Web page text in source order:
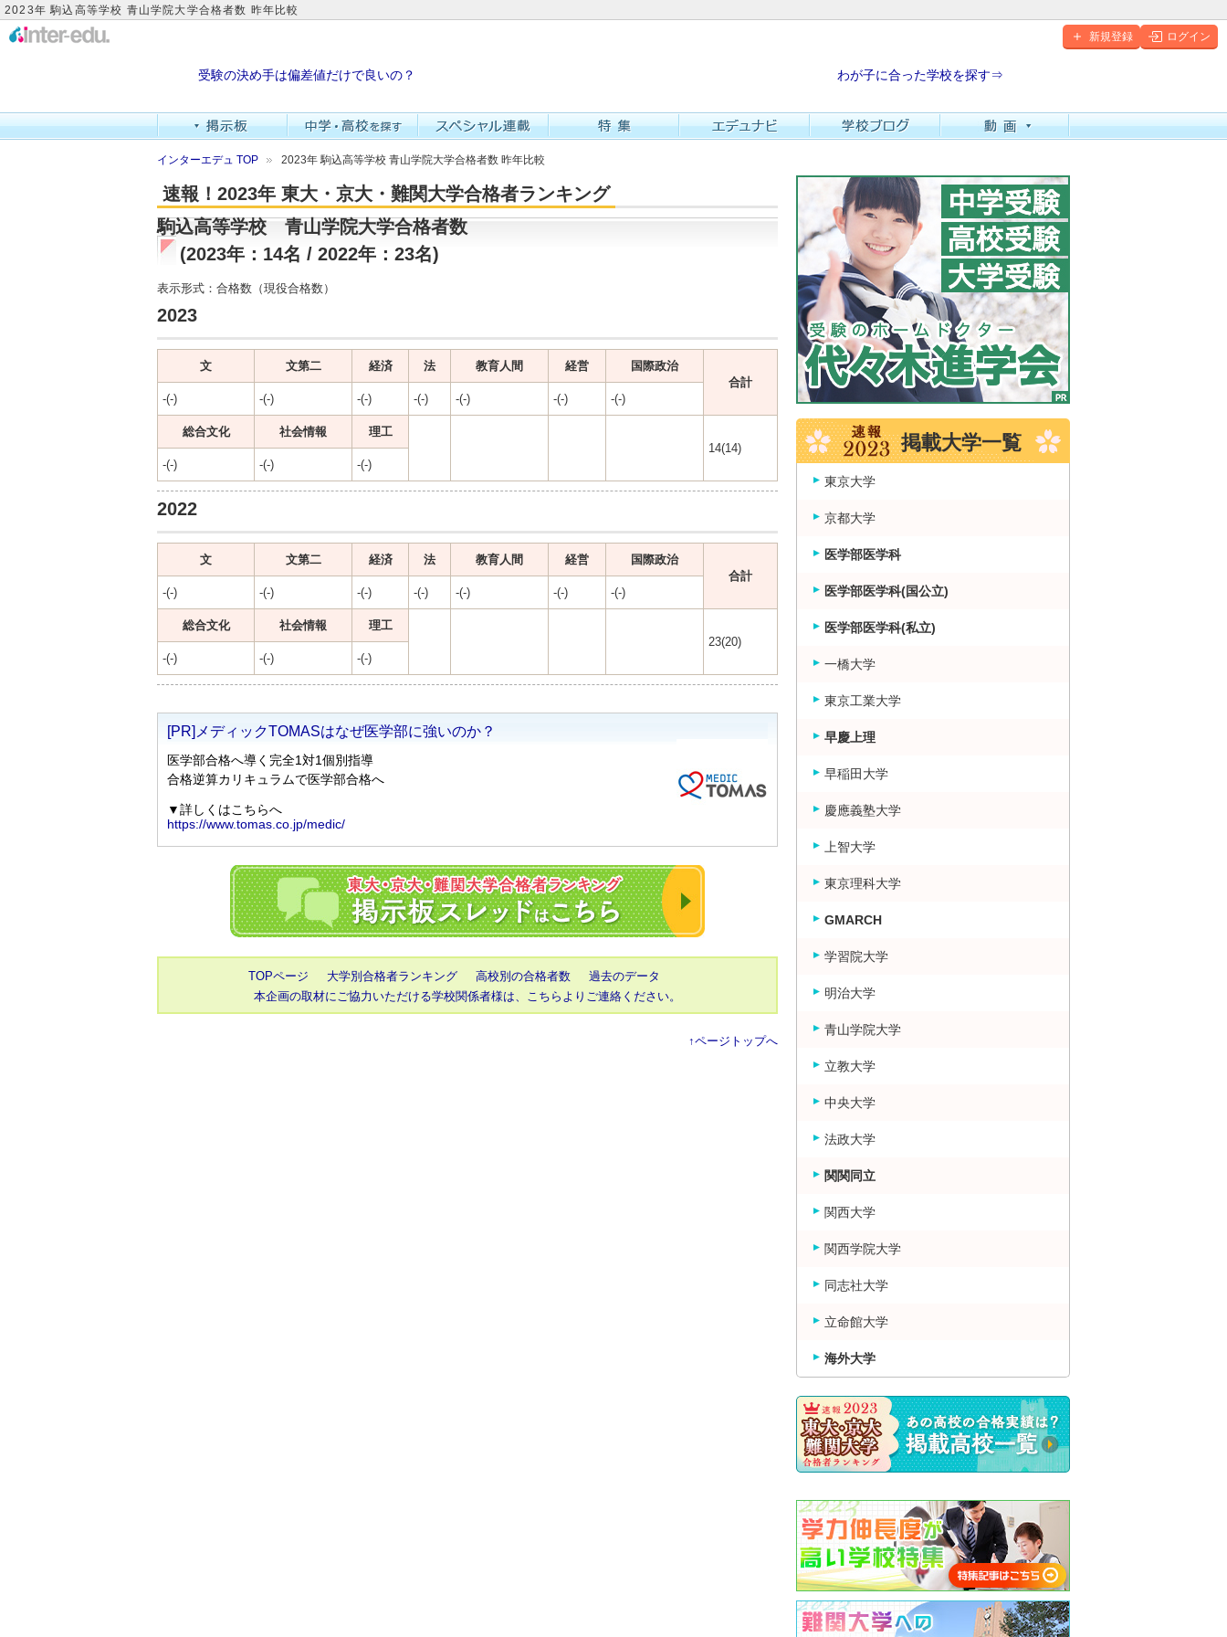
2023年 駒込高等学校 青山学院大学合格者数 昨年比較
新規登録 ログイン
受験の決め手は偏差値だけで良いの？ わが子に合った学校を探す⇒
インターエデュ TOP 2023年 駒込高等学校 青山学院大学合格者数 昨年比較
速報！2023年 東大・京大・難関大学合格者ランキング
駒込高等学校 青山学院大学合格者数
(2023年：14名 / 2022年：23名)
表示形式：合格数（現役合格数）
2023
文 文第二 経済 法 教育人間 経営
国際政治
合計
-(-)
-(-) -(-) -(-) -(-) -(-) -(-)
総合文化 社会情報
理工
14(14)
-(-)
-(-) -(-)
2022
文 文第二 経済 法 教育人間 経営
国際政治
合計
-(-)
-(-) -(-) -(-) -(-) -(-) -(-)
総合文化 社会情報
理工
23(20)
-(-)
-(-) -(-)
TOPページ 大学別合格者ランキング 高校別の合格者数
過去のデータ
本企画の取材にご協力いただける学校関係者様は、こちらよりご連絡ください。
↑ページトップへ
掲載大学一覧
東京大学
京都大学
医学部医学科
医学部医学科(国公立)
医学部医学科(私立)
一橋大学
東京工業大学
早慶上理
早稲田大学
慶應義塾大学
上智大学
東京理科大学
GMARCH
学習院大学
明治大学
青山学院大学
立教大学
中央大学
法政大学
関関同立
関西大学
関西学院大学
同志社大学
立命館大学
海外大学